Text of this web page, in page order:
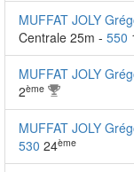
MUFFAT JOLY
Centrale 25m - 550
MUFFAT JOLY
2ème
MUFFAT JOLY
530 24ème